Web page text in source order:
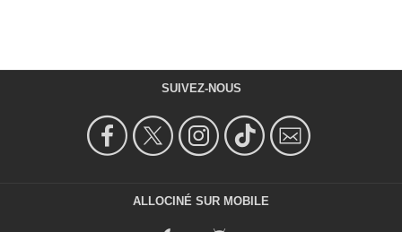
SUIVEZ-NOUS
ALLOCINÉ SUR MOBILE